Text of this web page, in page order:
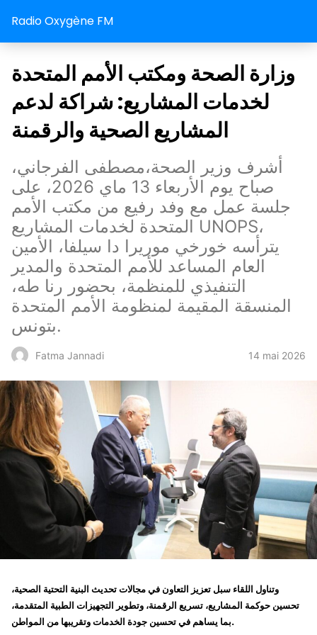
Radio Oxygène FM
وزارة الصحة ومكتب الأمم المتحدة
لخدمات المشاريع: شراكة لدعم
المشاريع الصحية والرقمنة
أشرف وزير الصحة،مصطفى الفرجاني،
صباح يوم الأربعاء 13 ماي 2026، على
جلسة عمل مع وفد رفيع من مكتب الأمم
المتحدة لخدمات المشاريع UNOPS،
يترأسه خورخي موريرا دا سيلفا، الأمين
العام المساعد للأمم المتحدة والمدير
التنفيذي للمنظمة، بحضور رنا طه،
المنسقة المقيمة لمنظومة الأمم المتحدة
بتونس.
Fatma Jannadi 14 mai 2026
وتناول اللقاء سبل تعزيز التعاون في مجالات تحديث البنية التحتية الصحية،
تحسين حوكمة المشاريع، تسريع الرقمنة، وتطوير التجهيزات الطبية المتقدمة،
بما يساهم في تحسين جودة الخدمات وتقريبها من المواطن.